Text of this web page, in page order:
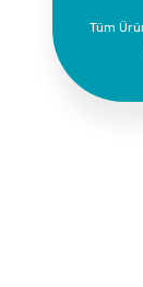
Supta
Tüm